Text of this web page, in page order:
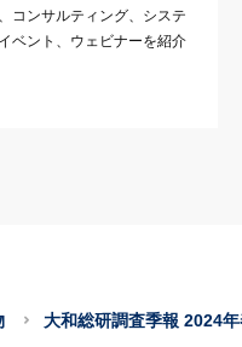
コンサルティング、システ
ベント、ウェビナーを紹介
大和総研調査季報 2024